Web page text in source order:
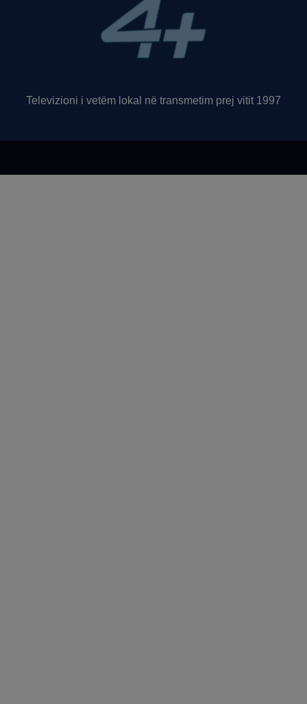
Televizioni i vetëm lokal në transmetim prej vitit 1997